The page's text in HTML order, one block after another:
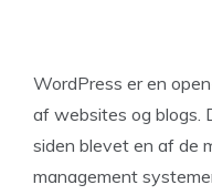
WordPress er en
af websites og blogs.
siden blevet en af de
management